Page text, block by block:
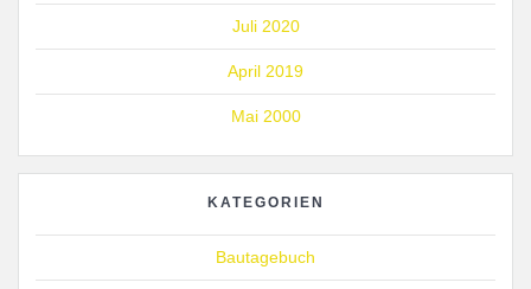
Juli 2020
April 2019
Mai 2000
KATEGORIEN
Bautagebuch